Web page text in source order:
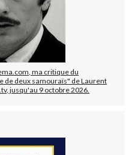
ma critique du
de deux samouraïs" de Laurent
jusqu'au 9 octobre 2026.